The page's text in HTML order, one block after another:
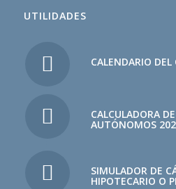
UTILIDADES
CALENDARIO
CALCULADORA
AUTÓNOMOS
SIMULADOR DE
HIPOTECARIO O